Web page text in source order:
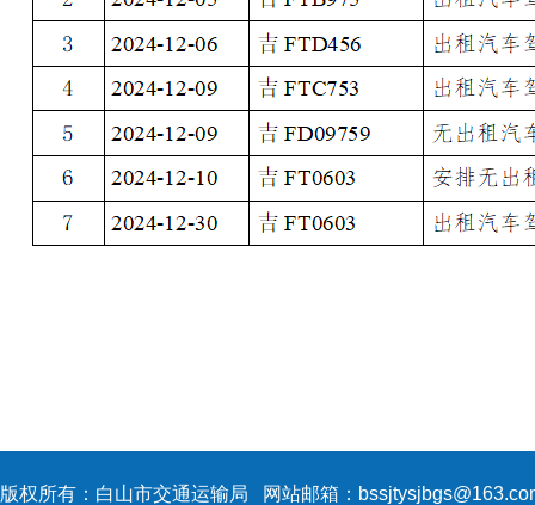
版权所有：白山市交通运输局 网站邮箱：